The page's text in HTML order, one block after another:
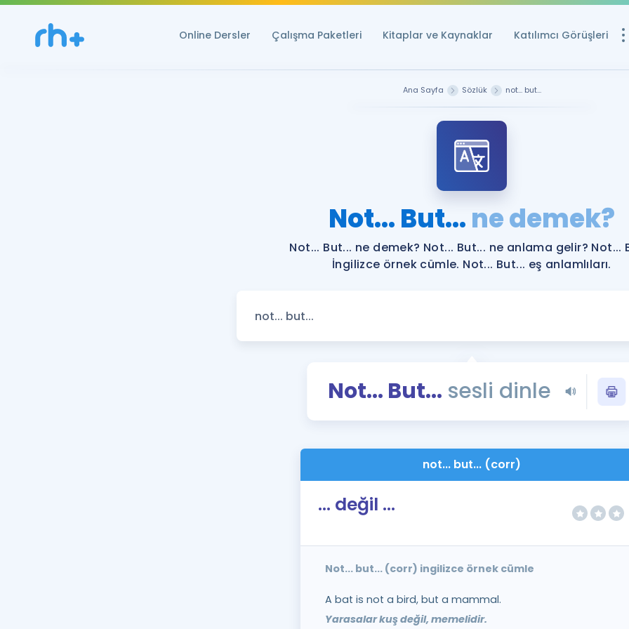
Online Dersler Çalışma Paketleri Kitaplar ve Kaynaklar Katılımcı Görüşleri
YDS ve YÖKDİL
YDS ve YÖKDİL'e
Tüm ÖSYM
YDS - YÖKDİL
İngilizce
Ana Sayfa Sözlük not... but...
Not... But...ne demek?
Not... But... ne demek? Not... But... ne anlama gelir? Not...
İngilizce örnek cümle. Not... But... eş anlamlıları.
Not... But... sesli dinle
not... but... (corr)
... değil ...
Not... but... (corr) ingilizce örnek cümle
A bat is not a bird, but a mammal.
Yarasalar kuş değil, memelidir.